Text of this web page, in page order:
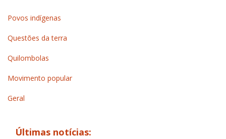
Povos indígenas
Questões da terra
Quilombolas
Movimento popular
Geral
Últimas notícias: